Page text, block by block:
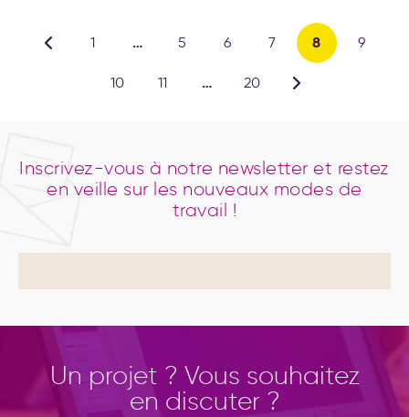
1 … 5 6 7 8 9
10 11 … 20
Inscrivez-vous à notre newsletter et restez
en veille sur les nouveaux modes de
travail !
Un projet ? Vous souhaitez
en discuter ?